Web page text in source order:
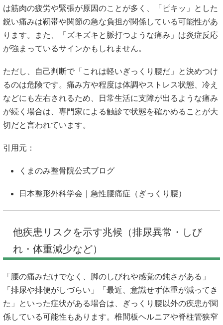
は筋肉の疲労や緊張が原因のことが多く、「ピキッ」とした
鋭い痛みは靭帯や関節の急な負担が関係している可能性があ
ります。また、「ズキズキと脈打つような痛み」は炎症反応
が強まっているサインかもしれません。
ただし、自己判断で「これは軽いぎっくり腰だ」と決めつけ
るのは危険です。痛み方や程度は体調やストレス状態、冷え
などにも左右されるため、日常生活に支障が出るような痛み
が続く場合は、専門家による触診で状態を確かめることが大
切だと言われています。
引用元：
くまのみ整骨院公式ブログ
日本整形外科学会｜急性腰痛症（ぎっくり腰）
他疾患リスクを示す兆候（排尿異常・しび
れ・体重減少など）
「腰の痛みだけでなく、脚のしびれや感覚の鈍さがある」
「排尿や排便がしづらい」「最近、意識せず体重が減ってき
た」といった症状がある場合は、ぎっくり腰以外の疾患が関
係している可能性もあります。椎間板ヘルニアや脊柱管狭窄